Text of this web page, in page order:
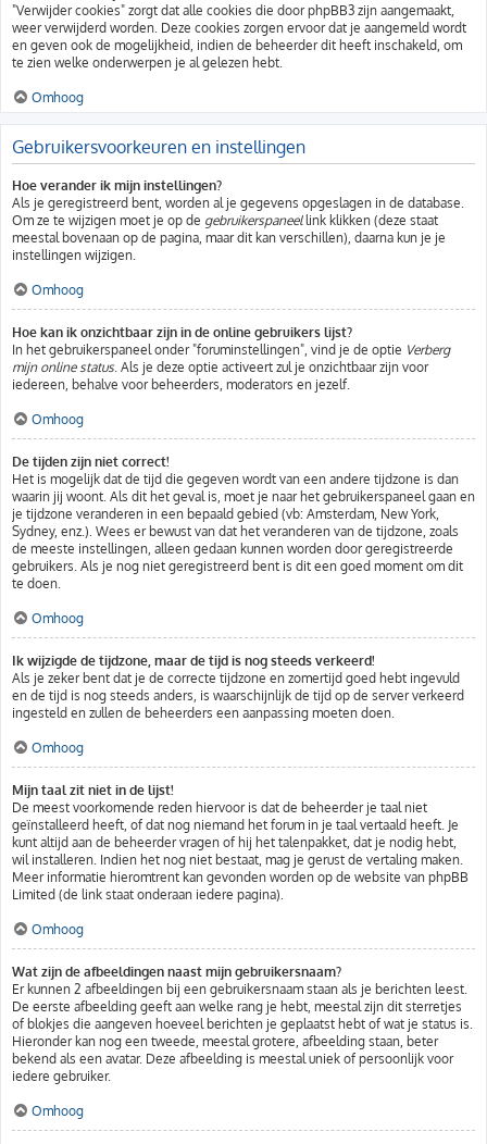
"Verwijder cookies" zorgt dat alle cookies die door phpBB3 zijn aangemaakt,
weer verwijderd worden. Deze cookies zorgen ervoor dat je aangemeld wordt
en geven ook de mogelijkheid, indien de beheerder dit heeft inschakeld, om
te zien welke onderwerpen je al gelezen hebt.
Omhoog
Gebruikersvoorkeuren en instellingen
Hoe verander ik mijn instellingen?
Als je geregistreerd bent, worden al je gegevens opgeslagen in de database.
Om ze te wijzigen moet je op de gebruikerspaneellink klikken (deze staat
meestal bovenaan op de pagina, maar dit kan verschillen), daarna kun je je
instellingen wijzigen.
Omhoog
Hoe kan ik onzichtbaar zijn in de online gebruikers lijst?
In het gebruikerspaneel onder "foruminstellingen", vind je de optie Verberg
mijn online status. Als je deze optie activeert zul je onzichtbaar zijn voor
iedereen, behalve voor beheerders, moderators en jezelf.
Omhoog
De tijden zijn niet correct!
Het is mogelijk dat de tijd die gegeven wordt van een andere tijdzone is dan
waarin jij woont. Als dit het geval is, moet je naar het gebruikerspaneel gaan en
je tijdzone veranderen in een bepaald gebied (vb: Amsterdam, New York,
Sydney, enz.). Wees er bewust van dat het veranderen van de tijdzone, zoals
de meeste instellingen, alleen gedaan kunnen worden door geregistreerde
gebruikers. Als je nog niet geregistreerd bent is dit een goed moment om dit
te doen.
Omhoog
Ik wijzigde de tijdzone, maar de tijd is nog steeds verkeerd!
Als je zeker bent dat je de correcte tijdzone en zomertijd goed hebt ingevuld
en de tijd is nog steeds anders, is waarschijnlijk de tijd op de server verkeerd
ingesteld en zullen de beheerders een aanpassing moeten doen.
Omhoog
Mijn taal zit niet in de lijst!
De meest voorkomende reden hiervoor is dat de beheerder je taal niet
geïnstalleerd heeft, of dat nog niemand het forum in je taal vertaald heeft. Je
kunt altijd aan de beheerder vragen of hij het talenpakket, dat je nodig hebt,
wil installeren. Indien het nog niet bestaat, mag je gerust de vertaling maken.
Meer informatie hieromtrent kan gevonden worden op de website van phpBB
Limited (de link staat onderaan iedere pagina).
Omhoog
Wat zijn de afbeeldingen naast mijn gebruikersnaam?
Er kunnen 2 afbeeldingen bij een gebruikersnaam staan als je berichten leest.
De eerste afbeelding geeft aan welke rang je hebt, meestal zijn dit sterretjes
of blokjes die aangeven hoeveel berichten je geplaatst hebt of wat je status is.
Hieronder kan nog een tweede, meestal grotere, afbeelding staan, beter
bekend als een avatar. Deze afbeelding is meestal uniek of persoonlijk voor
iedere gebruiker.
Omhoog